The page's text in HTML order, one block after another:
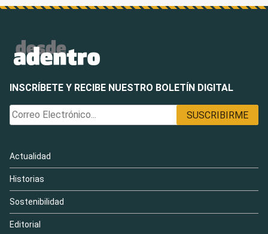
INSCRÍBETE Y RECIBE NUESTRO BOLETÍN DIGITAL
Actualidad
Historias
Sostenibilidad
Editorial